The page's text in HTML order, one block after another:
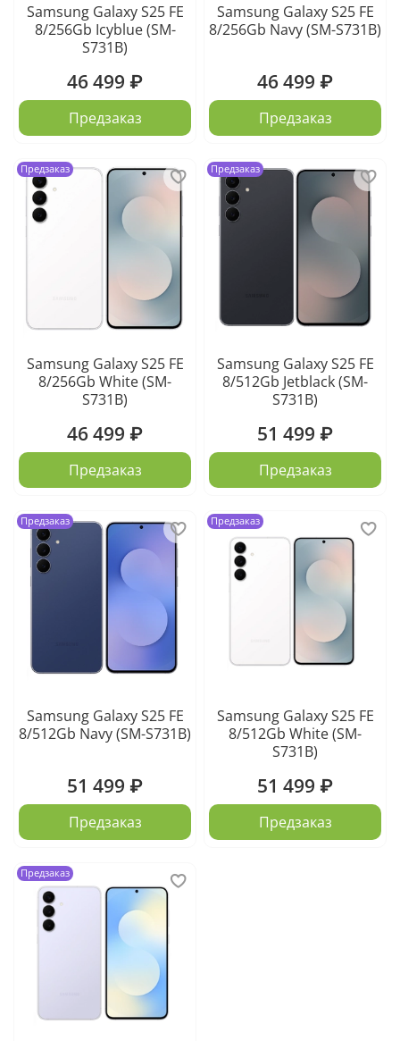
Samsung Galaxy S25 FE
8/256Gb Icyblue (SM-
S731B)
46 499 ₽
Предзаказ
Samsung Galaxy S25 FE
8/256Gb Navy (SM-S731B)
46 499 ₽
Предзаказ
Предзаказ
Samsung Galaxy S25 FE
8/256Gb White (SM-
S731B)
46 499 ₽
Предзаказ
Предзаказ
Samsung Galaxy S25 FE
8/512Gb Jetblack (SM-
S731B)
51 499 ₽
Предзаказ
Предзаказ
Samsung Galaxy S25 FE
8/512Gb Navy (SM-S731B)
51 499 ₽
Предзаказ
Предзаказ
Samsung Galaxy S25 FE
8/512Gb White (SM-
S731B)
51 499 ₽
Предзаказ
Предзаказ